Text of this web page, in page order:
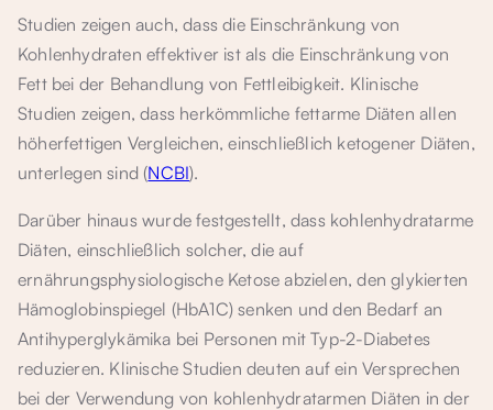
Studien zeigen auch, dass die Einschränkung von
Kohlenhydraten effektiver ist als die Einschränkung von
Fett bei der Behandlung von Fettleibigkeit. Klinische
Studien zeigen, dass herkömmliche fettarme Diäten allen
höherfettigen Vergleichen, einschließlich ketogener Diäten,
unterlegen sind (NCBI).
Darüber hinaus wurde festgestellt, dass kohlenhydratarme
Diäten, einschließlich solcher, die auf
ernährungsphysiologische Ketose abzielen, den glykierten
Hämoglobinspiegel (HbA1C) senken und den Bedarf an
Antihyperglykämika bei Personen mit Typ-2-Diabetes
reduzieren. Klinische Studien deuten auf ein Versprechen
bei der Verwendung von kohlenhydratarmen Diäten in der